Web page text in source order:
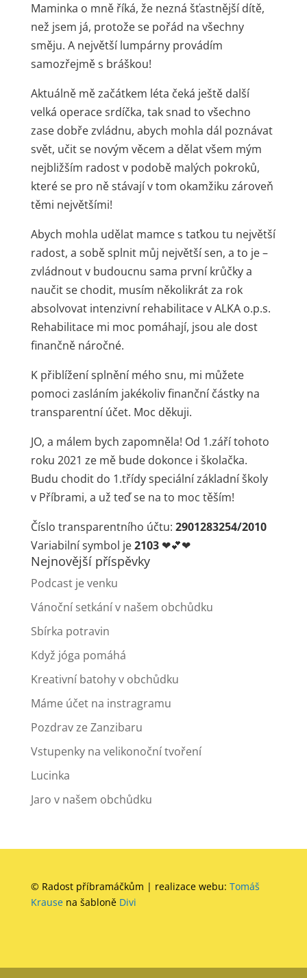
Maminka o mně říká, že nezná šťastnější dítě,
než jsem já, protože se pořád na všechny
směju. A největší lumpárny provádím
samozřejmě s bráškou!
Aktuálně mě začátkem léta čeká ještě další
velká operace srdíčka, tak snad to všechno
zase dobře zvládnu, abych mohla dál poznávat
svět, učit se novým věcem a dělat všem mým
nejbližším radost v podobě malých pokroků,
které se pro ně stávají v tom okamžiku zároveň
těmi největšími!
Abych mohla udělat mamce s taťkou tu největší
radost, a sobě splnit můj největší sen, a to je –
zvládnout v budoucnu sama první krůčky a
naučit se chodit, musím několikrát za rok
absolvovat intenzivní rehabilitace v ALKA o.p.s.
Rehabilitace mi moc pomáhají, jsou ale dost
finančně náročné.
K přiblížení splnění mého snu, mi můžete
pomoci zasláním jakékoliv finanční částky na
transparentní účet. Moc děkuji.
JO, a málem bych zapomněla! Od 1.září tohoto
roku 2021 ze mě bude dokonce i školačka.
Budu chodit do 1.třídy speciální základní školy
v Příbrami, a už teď se na to moc těším!
Číslo transparentního účtu: 2901283254/2010
Variabilní symbol je2103 ❤💕❤
Nejnovější příspěvky
Podcast je venku
Vánoční setkání v našem obchůdku
Sbírka potravin
Když jóga pomáhá
Kreativní batohy v obchůdku
Máme účet na instragramu
Pozdrav ze Zanzibaru
Vstupenky na velikonoční tvoření
Lucinka
Jaro v našem obchůdku
© Radost příbramáčkům | realizace webu: Tomáš
Krausena šabloně Divi